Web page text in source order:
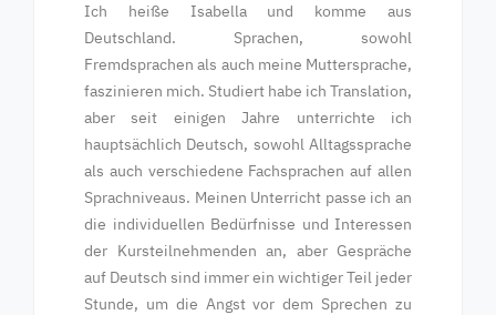
Ich heiße Isabella und komme aus
Deutschland. Sprachen, sowohl
Fremdsprachen als auch meine Muttersprache,
faszinieren mich. Studiert habe ich Translation,
aber seit einigen Jahre unterrichte ich
hauptsächlich Deutsch, sowohl Alltagssprache
als auch verschiedene Fachsprachen auf allen
Sprachniveaus. Meinen Unterricht passe ich an
die individuellen Bedürfnisse und Interessen
der Kursteilnehmenden an, aber Gespräche
auf Deutsch sind immer ein wichtiger Teil jeder
Stunde, um die Angst vor dem Sprechen zu